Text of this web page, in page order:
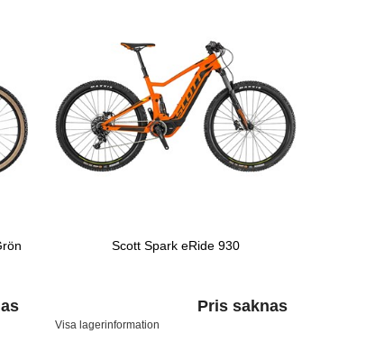
Scott Spark eRide 930
Pris saknas
Visa lagerinformation